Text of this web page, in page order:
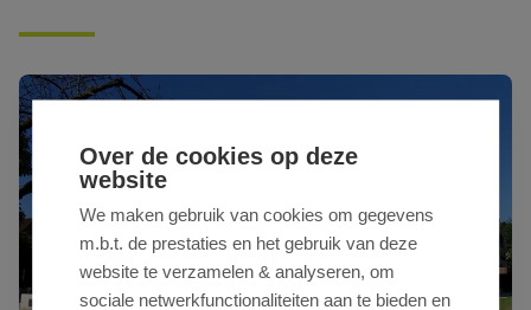
Over de cookies op deze
website
We maken gebruik van cookies om gegevens
m.b.t. de prestaties en het gebruik van deze
website te verzamelen & analyseren, om
sociale netwerkfunctionaliteiten aan te bieden en